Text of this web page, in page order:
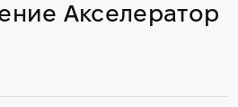
Акселератор